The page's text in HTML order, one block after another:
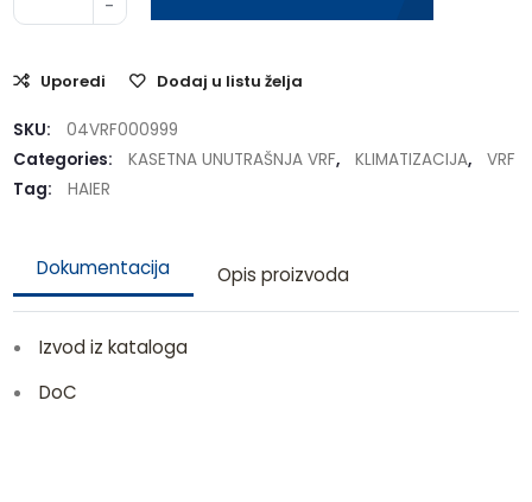
Uporedi Dodaj u listu želja
SKU:
04VRF000999
Categories:
KASETNA UNUTRAŠNJA VRF, KLIMATIZACIJA,
VRF
Tag:
HAIER
Dokumentacija Opis proizvoda
Izvod iz kataloga
DoC